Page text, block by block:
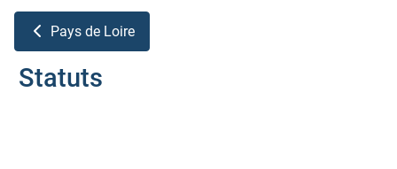
Pays de Loire
Statuts